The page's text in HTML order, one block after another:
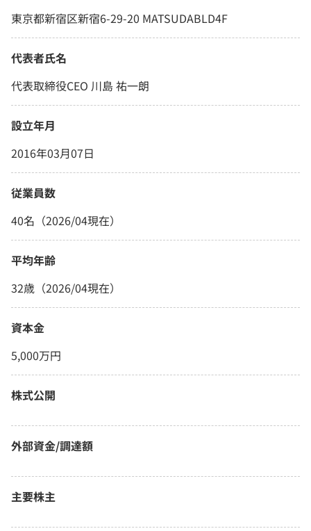
東京都新宿区新宿6-29-20 MATSUDABLD4F
代表者氏名
代表取締役CEO 川島 祐一朗
設立年月
2016年03月07日
従業員数
40名（2026/04現在）
平均年齢
32歳（2026/04現在）
資本金
5,000万円
株式公開
外部資金/調達額
主要株主